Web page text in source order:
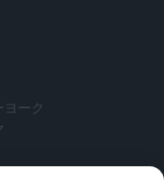
ヨーク